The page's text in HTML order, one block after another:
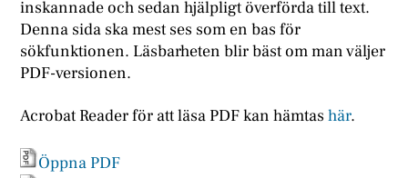
inskannade och sedan hjälpligt överförda till text.
Denna sida ska mest ses som en bas för
sökfunktionen. Läsbarheten blir bäst om man väljer
PDF-versionen.
Acrobat Reader för att läsa PDF kan hämtashär.
Öppna PDF